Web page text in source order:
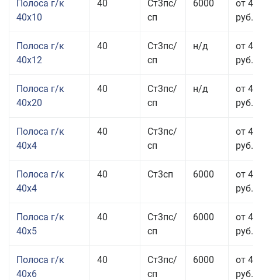
Полоса г/к
40x10
40
Ст3пс/
сп
6000
от 44
руб.
Полоса г/к
40x12
40
Ст3пс/
сп
н/д
от 48
руб.
Полоса г/к
40x20
40
Ст3пс/
сп
н/д
от 44
руб.
Полоса г/к
40x4
40
Ст3пс/
сп
от 42
руб.
Полоса г/к
40x4
40 Ст3сп 6000
от 42
руб.
Полоса г/к
40x5
40
Ст3пс/
сп
6000
от 43
руб.
Полоса г/к
40x6
40
Ст3пс/
сп
6000
от 43
руб.